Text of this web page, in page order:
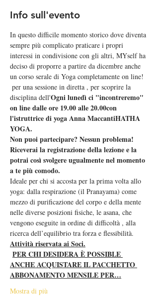
Info sull'evento
In questo difficile momento storico dove diventa
sempre più complicato praticare i propri
interessi in condivisione con gli altri, MYself ha
deciso di proporre a partire da dicembre anche
un corso serale di Yoga completamente on line!
per una sessione in diretta , per scoprire la
disciplina dell'Ogni lunedì ci "incontreremo"
on line dalle ore 19.00 alle 20.00con
l'istruttrice di yoga Anna MaccantiHATHA
YOGA.
Non puoi partecipare? Nessun problema!
Riceverai la registrazione della lezione e la
potrai così svolgere ugualmente nel momento
a te più comodo.
Ideale per chi si accosta per la prima volta allo
yoga: dalla respirazione (il Pranayama) come
mezzo di purificazione del corpo e della mente
nelle diverse posizioni fisiche, le asana, che
vengono eseguite in ordine di difficoltà , alla
ricerca dell’equilibrio tra forza e flessibilità.
Attività riservata ai Soci.
PER CHI DESIDERA È POSSIBLE
ANCHE ACQUISTARE IL PACCHETTO
ABBONAMENTO MENSILE PER…
Mostra di più